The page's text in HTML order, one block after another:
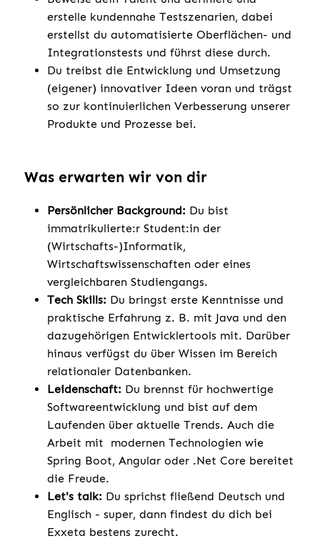
erstelle kundennahe Testszenarien, dabei
erstellst du automatisierte Oberflächen- und
Integrationstests und führst diese durch.
Du treibst die Entwicklung und Umsetzung
(eigener) innovativer Ideen voran und trägst
so zur kontinuierlichen Verbesserung unserer
Produkte und Prozesse bei.
Was erwarten wir von dir
Persönlicher Background: Du bist
immatrikulierte:r Student:in der
(Wirtschafts-)Informatik,
Wirtschaftswissenschaften oder eines
vergleichbaren Studiengangs.
Tech Skills: Du bringst erste Kenntnisse und
praktische Erfahrung z. B. mit Java und den
dazugehörigen Entwicklertools mit. Darüber
hinaus verfügst du über Wissen im Bereich
relationaler Datenbanken.
Leidenschaft: Du brennst für hochwertige
Softwareentwicklung und bist auf dem
Laufenden über aktuelle Trends. Auch die
Arbeit mit modernen Technologien wie
Spring Boot, Angular oder .Net Core bereitet
die Freude.
Let's talk: Du sprichst fließend Deutsch und
Englisch - super, dann findest du dich bei
Exxeta bestens zurecht.